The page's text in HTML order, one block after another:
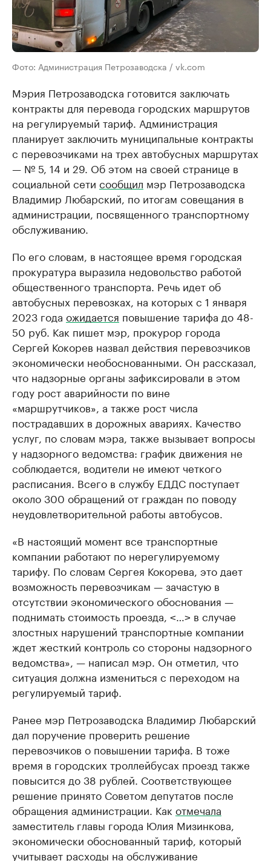
Фото: Администрация Петрозаводска / vk.com
Мэрия Петрозаводска готовится заключать
контракты для перевода городских маршрутов
на регулируемый тариф. Администрация
планирует заключить муниципальные контракты
с перевозчиками на трех автобусных маршрутах
— № 5, 14 и 29. Об этом на своей странице в
социальной сети сообщил мэр Петрозаводска
Владимир Любарский, по итогам совещания в
администрации, посвященного транспортному
обслуживанию.
По его словам, в настоящее время городская
прокуратура выразила недовольство работой
общественного транспорта. Речь идет об
автобусных перевозках, на которых с 1 января
2023 года ожидается повышение тарифа до 48-
50 руб. Как пишет мэр, прокурор города
Сергей Кокорев назвал действия перевозчиков
экономически необоснованными. Он рассказал,
что надзорные органы зафиксировали в этом
году рост аварийности по вине
«маршрутчиков», а также рост числа
пострадавших в дорожных авариях. Качество
услуг, по словам мэра, также вызывает вопросы
у надзорного ведомства: график движения не
соблюдается, водители не имеют четкого
расписания. Всего в службу ЕДДС поступает
около 300 обращений от граждан по поводу
неудовлетворительной работы автобусов.
«В настоящий момент все транспортные
компании работают по нерегулируемому
тарифу. По словам Сергея Кокорева, это дает
возможность перевозчикам — зачастую в
отсутствии экономического обоснования —
поднимать стоимость проезда, ˂…˃ в случае
злостных нарушений транспортные компании
ждет жесткий контроль со стороны надзорного
ведомства», — написал мэр. Он отметил, что
ситуация должна измениться с переходом на
регулируемый тариф.
Ранее мэр Петрозаводска Владимир Любарский
дал поручение проверить решение
перевозчиков о повышении тарифа. В тоже
время в городских троллейбусах проезд также
повысится до 38 рублей. Соответствующее
решение принято Советом депутатов после
обращения администрации. Как отмечала
заместитель главы города Юлия Мизинкова,
экономически обоснованный тариф, который
учитывает расходы на обслуживание